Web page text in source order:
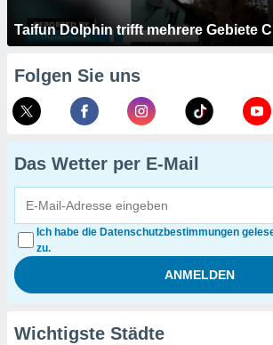
Taifun Dolphin trifft mehrere Gebiete
Folgen Sie uns
Das Wetter per E-Mail
Ich habe die Datenschutzbestimmungen
zu.
Wichtigste Städte